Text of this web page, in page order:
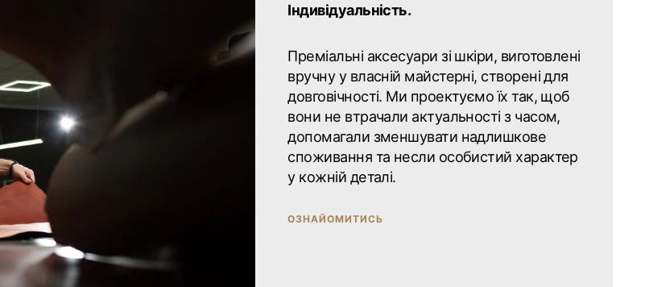
Індивідуальність.
Преміальні аксесуари зі шкіри, виготовлені
вручну у власній майстерні, створені для
довговічності. Ми проектуємо їх так, щоб
вони не втрачали актуальності з часом,
допомагали зменшувати надлишкове
споживання та несли особистий характер
у кожній деталі.
ОЗНАЙОМИТИСЬ